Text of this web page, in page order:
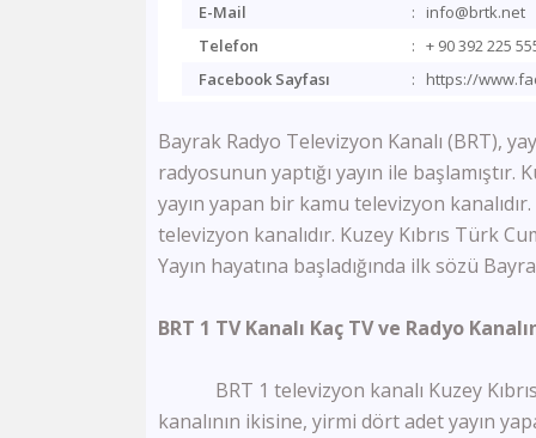
E-Mail
:
info@brtk.net
Telefon
: + 90 392 225
Facebook Sayfası
: https://
Bayrak Radyo Televizyon Kanalı (BRT),
radyosunun yaptığı yayın ile
yayın yapan bir kamu televizyon
televizyon kanalıdır. Kuzey Kıbrıs Türk
Yayın hayatına başladığında ilk sözü
BRT 1 TV Kanalı Kaç TV ve Radyo
BRT 1 televizyon kanalı Kuzey
kanalının ikisine, yirmi dört adet yayın